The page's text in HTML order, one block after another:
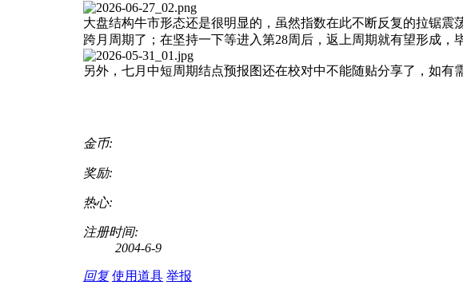
大盘结构牛市形态还是很明显的，虽然指数在此不断反复的拉锯
跨月周期了；在坚持一下等进入第28周后，返上周期就有望形成，
另外，七月中短周期结点预报图还在校对中不能随贴分享了，如有
金币:
奖励:
热心:
注册时间:
2004-6-9
回复 使用道具 举报